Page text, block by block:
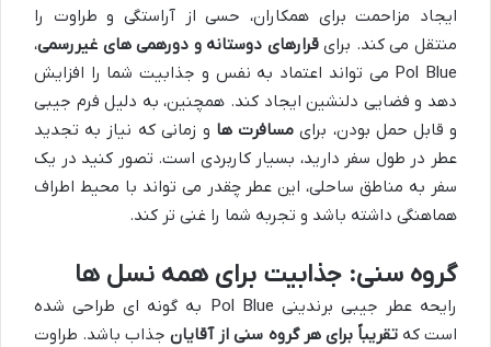
ایجاد مزاحمت برای همکاران، حسی از آراستگی و طراوت را
منتقل می کند. برایقرارهای دوستانه و دورهمی های غیررسمی،
Pol Blue می تواند اعتماد به نفس و جذابیت شما را افزایش
دهد و فضایی دلنشین ایجاد کند. همچنین، به دلیل فرم جیبی
و قابل حمل بودن، برای مسافرت ها و زمانی که نیاز به تجدید
عطر در طول سفر دارید، بسیار کاربردی است. تصور کنید در یک
سفر به مناطق ساحلی، این عطر چقدر می تواند با محیط اطراف
هماهنگی داشته باشد و تجربه شما را غنی تر کند.
گروه سنی: جذابیت برای همه نسل ها
رایحه عطر جیبی برندینی Pol Blue به گونه ای طراحی شده
است کهتقریباً برای هر گروه سنی از آقایانجذاب باشد. طراوت